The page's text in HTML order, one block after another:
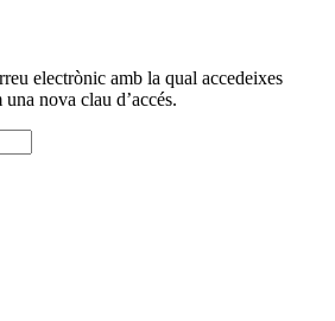
electrònic amb la qual accedeixes
nova clau d’accés.